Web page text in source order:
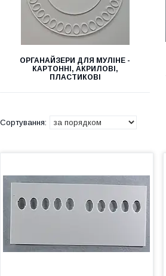
ОРГАНАЙЗЕРИ ДЛЯ МУЛІНЕ -
КАРТОННІ, АКРИЛОВІ,
ПЛАСТИКОВІ